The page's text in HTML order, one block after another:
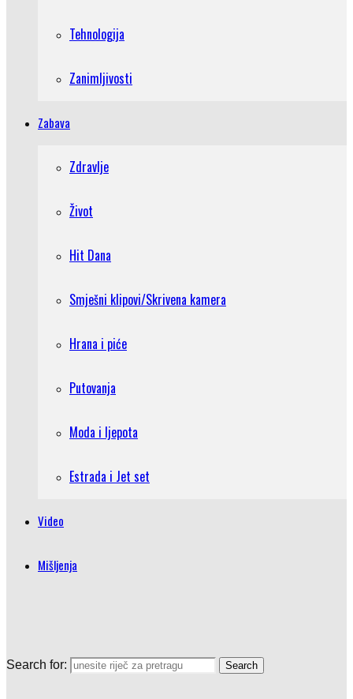
Tehnologija
Zanimljivosti
Zabava
Zdravlje
Život
Hit Dana
Smješni klipovi/Skrivena kamera
Hrana i piće
Putovanja
Moda i ljepota
Estrada i Jet set
Video
Mišljenja
Search for: Search